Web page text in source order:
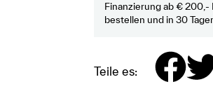
Finanzierung ab €
bestellen und in 30
Teile es: